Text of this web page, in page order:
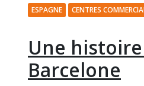
ESPAGNE CENTRES
Une histoire
Barcelone